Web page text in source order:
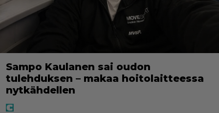
Sampo Kaulanen sai oudon
tulehduksen – makaa hoitolaitteessa
nytkähdellen